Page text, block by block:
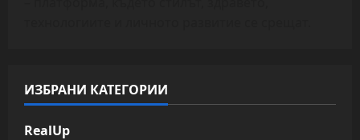
ИЗБРАНИ КАТЕГОРИИ
RealUp